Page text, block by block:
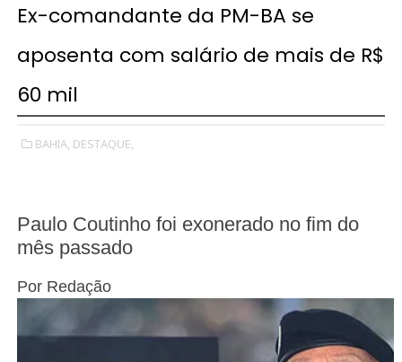
Ex-comandante da PM-BA se
aposenta com salário de mais de R$
60 mil
BAHIA, DESTAQUE,
Paulo Coutinho foi exonerado no fim do
mês passado
Por Redação